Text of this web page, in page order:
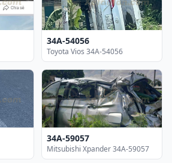
34A-54056
Toyota Vios 34A-54056
34A-59057
Mitsubishi Xpander 34A-59057